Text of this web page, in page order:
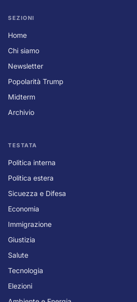
SEZIONI
Home
Chi siamo
Newsletter
Popolarità Trump
Midterm
Archivio
TESTATA
Politica interna
Politica estera
Sicuezza e Difesa
Economia
Immigrazione
Giustizia
Salute
Tecnologia
Elezioni